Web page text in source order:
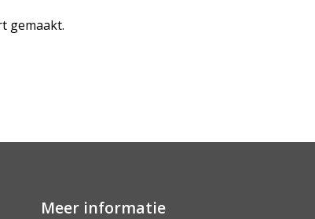
gemaakt.
Meer informatie